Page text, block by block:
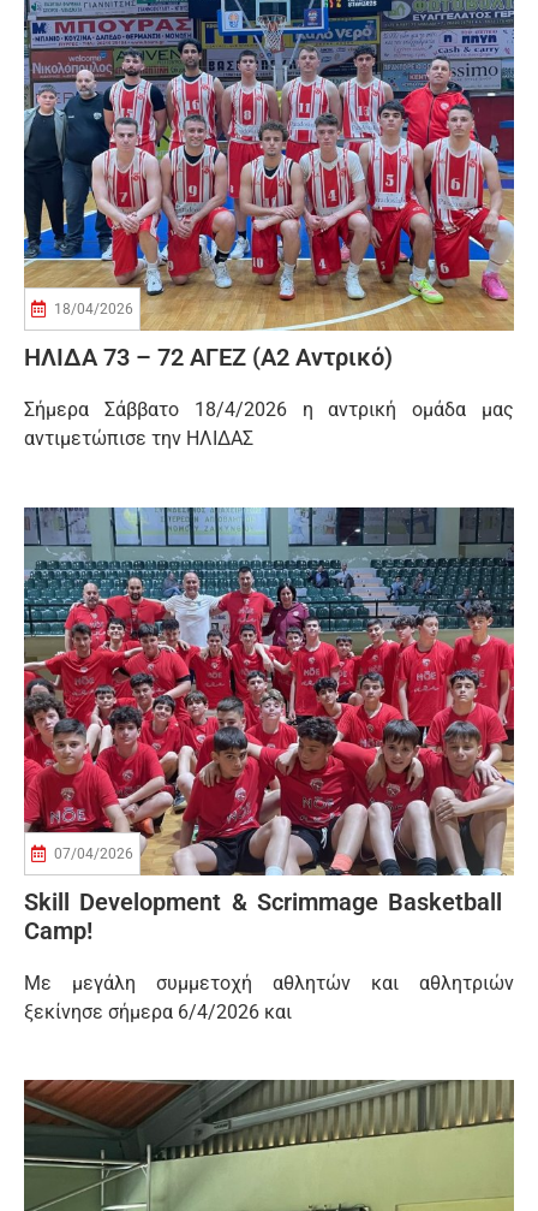
18/04/2026
ΗΛΙΔΑ 73 – 72 ΑΓΕΖ (Α2 Αντρικό)
Σήμερα Σάββατο 18/4/2026 η αντρική ομάδα μας
αντιμετώπισε την ΗΛΙΔΑΣ
07/04/2026
Skill Development & Scrimmage Basketball
Camp!
Με μεγάλη συμμετοχή αθλητών και αθλητριών
ξεκίνησε σήμερα 6/4/2026 και